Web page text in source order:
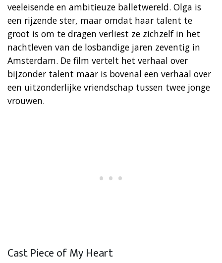
veeleisende en ambitieuze balletwereld. Olga is
een rijzende ster, maar omdat haar talent te
groot is om te dragen verliest ze zichzelf in het
nachtleven van de losbandige jaren zeventig in
Amsterdam. De film vertelt het verhaal over
bijzonder talent maar is bovenal een verhaal over
een uitzonderlijke vriendschap tussen twee jonge
vrouwen.
Cast Piece of My Heart